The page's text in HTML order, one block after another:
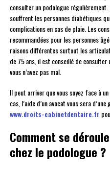
consulter un podologue
souffrent les personnes diabétiques
complications en cas de plaie. Les
recommandées pour les personnes
raisons différentes surtout les
de 75 ans, il est conseillé de
vous n’avez pas mal.
Il peut arriver que vous soyez face à
cas, l’aide d’un avocat vous sera
www.droits-cabinetdentaire.fr
Comment se
chez le podologue ?